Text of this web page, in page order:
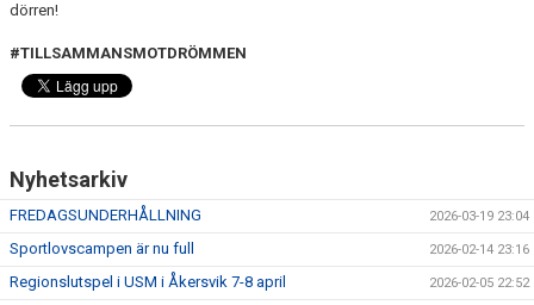
dörren!
#TILLSAMMANSMOTDRÖMMEN
Nyhetsarkiv
FREDAGSUNDERHÅLLNING 2026-03-19 23:04
Sportlovscampen är nu full 2026-02-14 23:16
Regionslutspel i USM i Åkersvik 7-8 april 2026-02-05 22:52